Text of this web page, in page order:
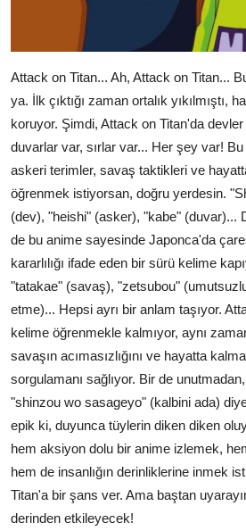
Attack on Titan... Ah, Attack on Titan...
ya. İlk çıktığı zaman ortalık yıkılmıştı,
koruyor. Şimdi, Attack on Titan'da
duvarlar var, sırlar var... Her şey var!
askeri terimler, savaş taktikleri ve
öğrenmek istiyorsan, doğru yerdesin.
(dev), "heishi" (asker), "kabe" (duvar)...
de bu anime sayesinde Japonca'da
kararlılığı ifade eden bir sürü kelime
"tatakae" (savaş), "zetsubou"
etme)... Hepsi ayrı bir anlam taşıyor.
kelime öğrenmekle kalmıyor, aynı
savaşın acımasızlığını ve hayatta
sorgulamanı sağlıyor. Bir de
"shinzou wo sasageyo" (kalbini ada)
epik ki, duyunca tüylerin diken diken
hem aksiyon dolu bir anime izlemek,
hem de insanlığın derinliklerine inmek
Titan'a bir şans ver. Ama baştan
derinden etkileyecek!